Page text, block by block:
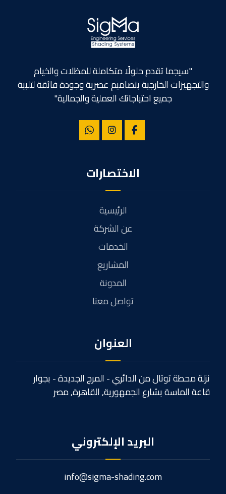
"سيجما تقدم حلولًا متكاملة للمظلات والخيام
والتجهيزات الخارجية بتصاميم عصرية وجودة فائقة لتلبية
جميع احتياجاتك العملية والجمالية"
الاختصارات
الرئيسية
عن الشركة
الخدمات
المشاريع
المدونة
تواصل معنا
العنوان
نزلة محطة توتال من الدائري - المرج الجديدة - بجوار
قاعة الماسة بشارع الجمهورية, القاهرة, مصر
البريد الإلكتروني
info@sigma-shading.com